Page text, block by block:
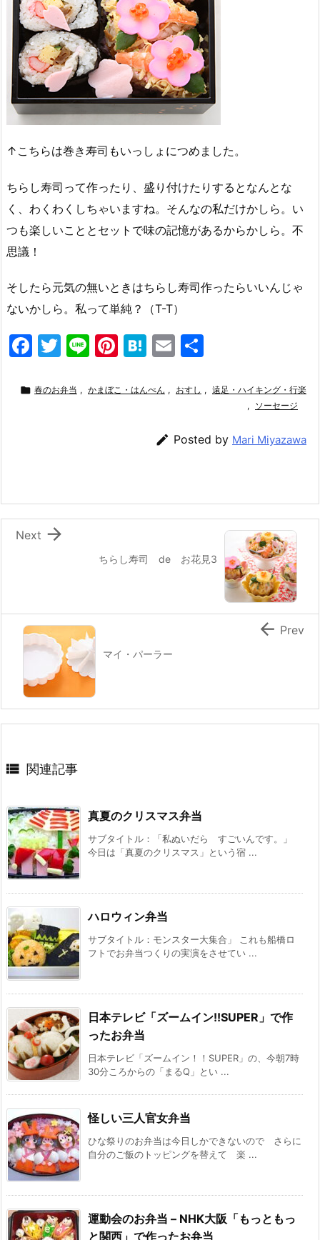
↑こちらは巻き寿司もいっしょにつめました。
ちらし寿司って作ったり、盛り付けたりするとなんとな
く、わくわくしちゃいますね。そんなの私だけかしら。い
つも楽しいこととセットで味の記憶があるからかしら。不
思議！
そしたら元気の無いときはちらし寿司作ったらいいんじゃ
ないかしら。私って単純？（T-T）
F
c
k
T
itt
Li
e
Pi
er
H
e
a
E
ai
 春のお弁当 , かまぼこ・はんぺん , おすし , 遠足・ハイキング・行楽
, ソーセージ
 Posted by Mari Miyazawa
ちらし寿司 de お花見3

Next
マイ・パーラー
 Prev
 関連記事
真夏のクリスマス弁当
サブタイトル：「私ぬいだら すごいんです。」
今日は「真夏のクリスマス」という宿 ...
ハロウィン弁当
サブタイトル：モンスター大集合」 これも船橋ロ
フトでお弁当つくりの実演をさせてい ...
日本テレビ「ズームイン!!SUPER」で作
ったお弁当
日本テレビ「ズームイン！！SUPER」の、今朝7時
30分ころからの「まるQ」とい ...
怪しい三人官女弁当
ひな祭りのお弁当は今日しかできないので さらに
自分のご飯のトッピングを替えて 楽 ...
運動会のお弁当 – NHK大阪「もっともっ
と関西」で作ったお弁当